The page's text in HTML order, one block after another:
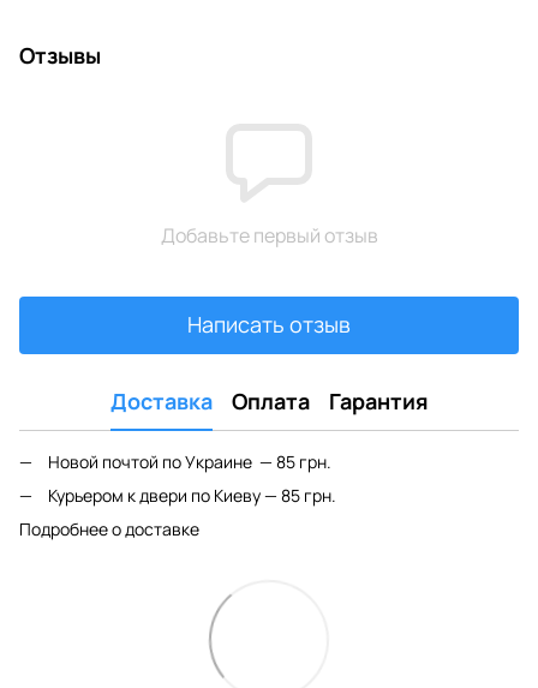
Отзывы
Добавьте первый отзыв
Написать отзыв
Доставка Оплата Гарантия
Новой почтой по Украине — 85 грн.
Курьером к двери по Киеву — 85 грн.
Подробнее о доставке